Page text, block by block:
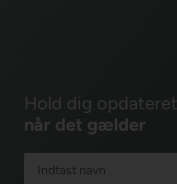
Hold dig opdateret
når det gælder